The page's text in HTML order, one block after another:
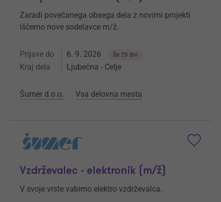
Zaradi povečanega obsega dela z novimi projekti
iščemo nove sodelavce m/ž.
Prijave do 6. 9. 2026 Še 29 dni
Kraj dela Ljubečna - Celje
Šumer d.o.o. Vsa delovna mesta
Vzdrževalec - elektronik (m/ž)
V svoje vrste vabimo elektro vzdrževalca.